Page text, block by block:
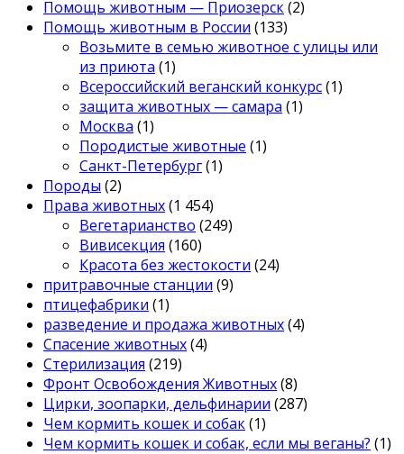
Помощь животным — Приозерск(2)
Помощь животным в России (133)
Возьмите в семью животное с улицы или
из приюта (1)
Всероссийский веганский конкурс(1)
защита животных — самара (1)
Москва (1)
Породистые животные (1)
Санкт-Петербург(1)
Породы (2)
Права животных(1 454)
Вегетарианство (249)
Вивисекция (160)
Красота без жестокости (24)
притравочные станции (9)
птицефабрики (1)
разведение и продажа животных(4)
Спасение животных(4)
Стерилизация (219)
Фронт Освобождения Животных(8)
Цирки, зоопарки, дельфинарии (287)
Чем кормить кошек и собак(1)
Чем кормить кошек и собак, если мы веганы? (1)